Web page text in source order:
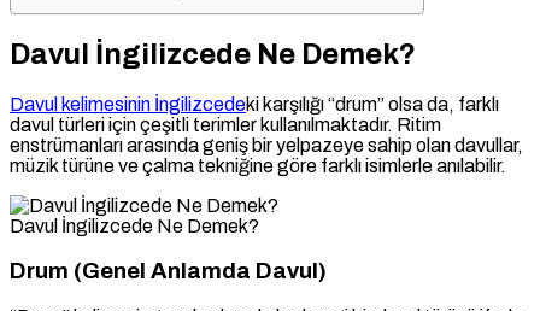
Davul İngilizcede Ne Demek?
Davul kelimesinin İngilizcedeki karşılığı “drum” olsa da, farklı
davul türleri için çeşitli terimler kullanılmaktadır. Ritim
enstrümanları arasında geniş bir yelpazeye sahip olan davullar,
müzik türüne ve çalma tekniğine göre farklı isimlerle anılabilir.
Davul İngilizcede Ne Demek?
Drum (Genel Anlamda Davul)